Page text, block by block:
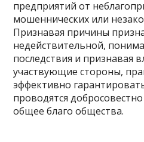
предприятий от
мошеннических или
Признавая причины
недействительной,
последствия и признавая
участвующие стороны,
эффективно
проводятся
общее благо общества.